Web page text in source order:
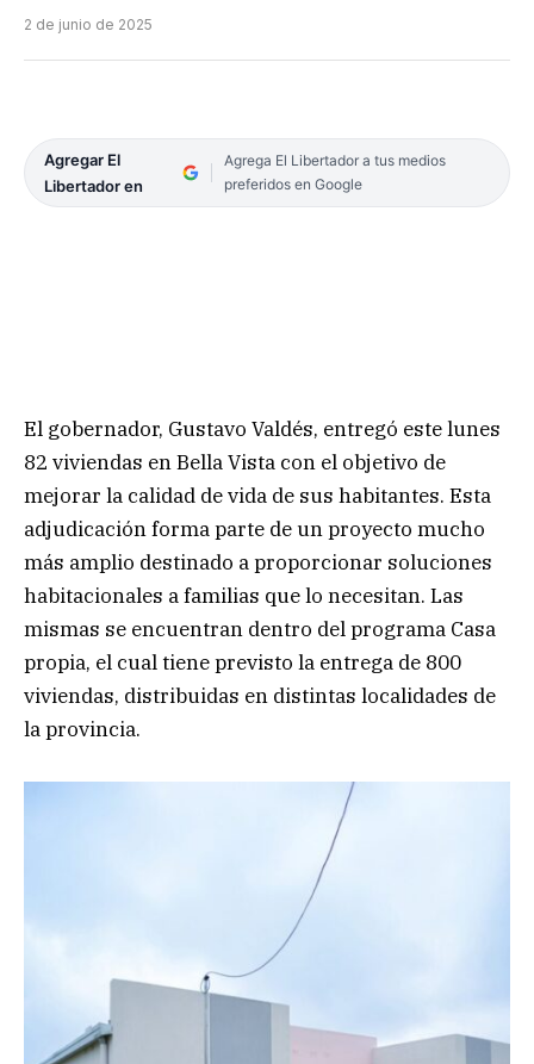
2 de junio de 2025
Agregar El
Libertador en
Agrega El Libertador a tus medios
preferidos en Google
El gobernador, Gustavo Valdés, entregó este lunes
82 viviendas en Bella Vista con el objetivo de
mejorar la calidad de vida de sus habitantes. Esta
adjudicación forma parte de un proyecto mucho
más amplio destinado a proporcionar soluciones
habitacionales a familias que lo necesitan. Las
mismas se encuentran dentro del programa Casa
propia, el cual tiene previsto la entrega de 800
viviendas, distribuidas en distintas localidades de
la provincia.